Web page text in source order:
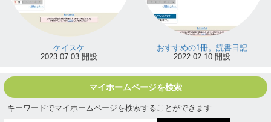
ケイスケ
2023.07.03 開設
おすすめの1冊。読書日記
2022.02.10 開設
マイホームページを検索
キーワードでマイホームページを検索することができます